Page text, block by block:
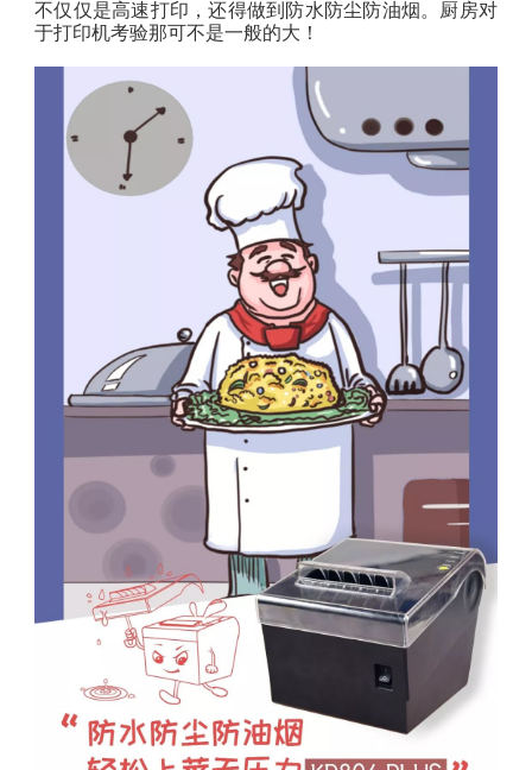
不仅仅是高速打印，还得做到防水防尘防油烟。厨房对
于打印机考验那可不是一般的大！